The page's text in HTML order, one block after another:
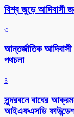
বিশ্ব জুড়ে আদিবাসী
৩
আন্তর্জাতিক আদিবাসী
পথচলা
৪
সুন্দরবনে বাঘের
আইএফএসডি